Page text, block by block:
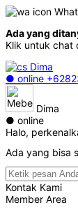
Ada yang
Klik untuk chat
Dima
● online
Dima
● online
Halo,
Ada yang bisa
Kontak Kami
Member Area